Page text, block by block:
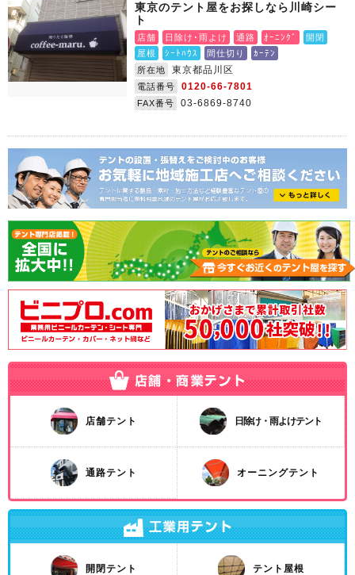
東京のテント屋をお探しなら川崎シー
ト
店舗 日除け･雨よけ 通路 ｵｰﾆﾝｸﾞ
開閉
屋根
ｼｰﾄﾊｳｽ 間仕切り
ｶｰﾃﾝ
所在地
東京都品川区
電話番号 0120-66-7801
FAX番号 03-6869-8740
店舗テント 日除け・雨よけテント
通路テント オーニングテント
開閉テント テント屋根